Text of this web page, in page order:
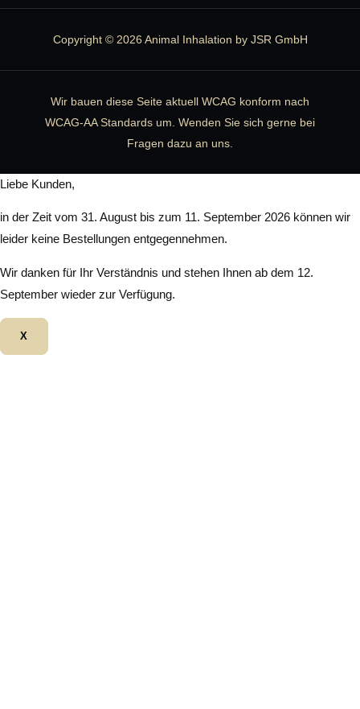
Copyright © 2026 Animal Inhalation by JSR GmbH
Wir bauen diese Seite aktuell WCAG konform nach
WCAG-AA Standards um. Wenden Sie sich gerne bei
Fragen dazu an uns.
Liebe Kunden,
in der Zeit vom 31. August bis zum 11. September 2026 können wir
leider keine Bestellungen entgegennehmen.
Wir danken für Ihr Verständnis und stehen Ihnen ab dem 12.
September wieder zur Verfügung.
X